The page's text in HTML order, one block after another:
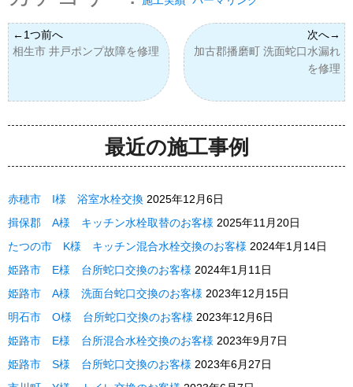
相生市 井戸ポンプ故障を修理
加古郡播磨町 洗面蛇口水漏れ
を修理
最近の施工事例
赤穂市 I様 浴室水栓交換 2025年12月6日
揖保郡 A様 キッチン水栓取替のお客様 2025年11月20日
たつの市 K様 キッチン混合水栓交換のお客様 2024年1月14日
姫路市 E様 台所蛇口交換のお客様 2024年1月11日
姫路市 A様 洗面台蛇口交換のお客様 2023年12月15日
明石市 O様 台所蛇口交換のお客様 2023年12月6日
姫路市 E様 台所混合水栓交換のお客様 2023年9月7日
姫路市 S様 台所蛇口交換のお客様 2023年6月27日